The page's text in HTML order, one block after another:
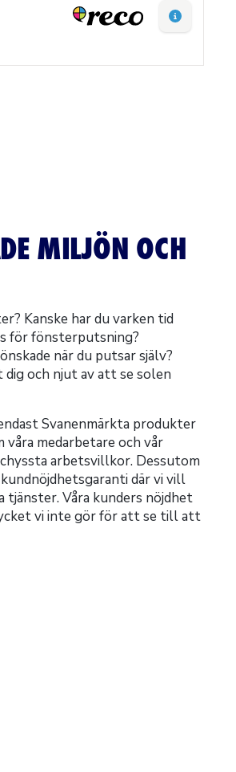
MILJÖN OCH
Kanske har du varken tid
för fönsterputsning?
när du putsar själv?
och njut av att se solen
Svanenmärkta produkter
våra medarbetare och vår
arbetsvillkor. Dessutom
där vi vill
tjänster. Våra kunders nöjdhet
vi inte gör för att se till att